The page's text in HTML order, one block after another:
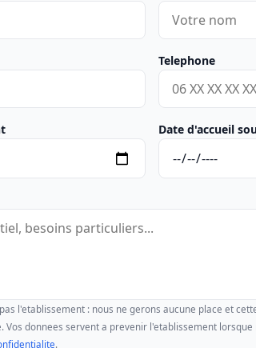
Telephone
Date d'accueil
l'etablissement : nous ne gerons aucune place et
Vos donnees servent a prevenir l'etablissement
.